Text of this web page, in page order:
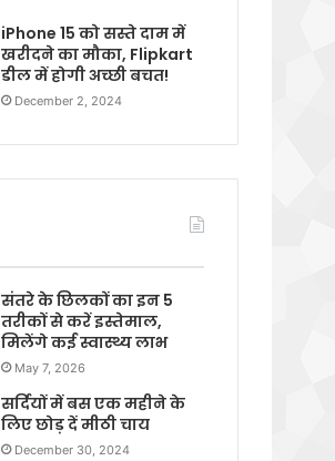
iPhone 15 को सस्ते दाम में
खरीदने का मौका, Flipkart
डील में होगी अच्छी बचत!
December 2, 2024
संतरे के छिलकों का इन 5
तरीकों से करें इस्तेमाल,
मिलेंगे कई स्वास्थ्य लाभ
May 7, 2026
सर्दियों में बस एक महीने के
लिए छोड़ दें मीठी चाय
December 30, 2024